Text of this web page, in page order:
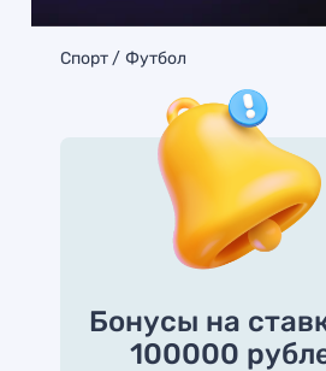
Спорт Футбол
Бонусы на
100000